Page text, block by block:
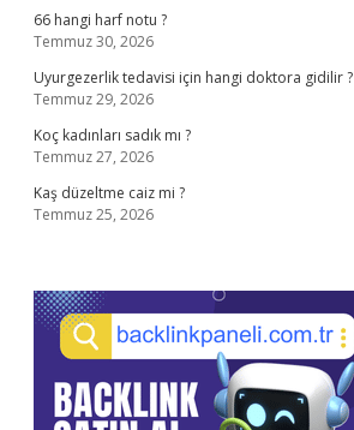
66 hangi harf notu ?
Temmuz 30, 2026
Uyurgezerlik tedavisi için hangi doktora gidilir ?
Temmuz 29, 2026
Koç kadınları sadık mı ?
Temmuz 27, 2026
Kaş düzeltme caiz mi ?
Temmuz 25, 2026